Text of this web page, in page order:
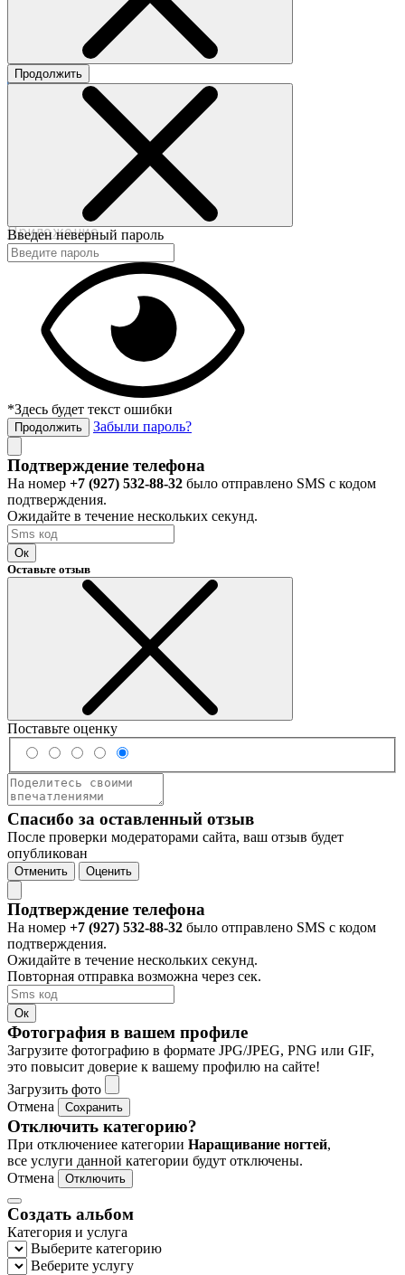
©2017-2020 beautybox.ru
Договор-оферта
Пользовательское соглашение
Политика конфиденциальности
Приложение
Продолжить
Введен неверный пароль
*Здесь будет текст ошибки
Продолжить Забыли пароль?
Подтверждение телефона
На номер +7 (927) 532-88-32 было отправлено SMS с кодом
подтверждения.
Ожидайте в течение нескольких секунд.
Ок
Оставьте отзыв
Поставьте оценку
Спасибо за оставленный отзыв
После проверки модераторами сайта, ваш отзыв будет
опубликован
Отменить Оценить
Подтверждение телефона
На номер +7 (927) 532-88-32 было отправлено SMS с кодом
подтверждения.
Ожидайте в течение нескольких секунд.
Повторная отправка возможна через сек.
Ок
Фотография в вашем профиле
Загрузите фотографию в формате JPG/JPEG, PNG или GIF,
это повысит доверие к вашему профилю на сайте!
Загрузить фото
Отмена
Сохранить
Отключить категорию?
При отключениее категории Наращивание ногтей,
все услуги данной категории будут отключены.
Отмена
Отключить
Создать альбом
Категория и услуга
Выберите категорию
Веберите услугу